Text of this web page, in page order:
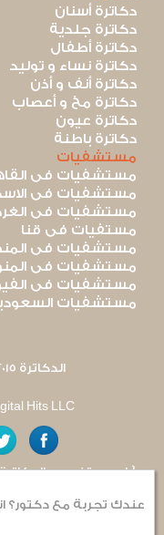
عندك تجربة مع دكتور؟
دكاترة أسنان
دكاترة جلدية
دكاترة أطفال
دكاترة نساء و توليد
دكاترة أنف و أذن
دكاترة مخ و أعصاب
دكاترة عيون
دكاترة باطنة
مستشفيات
مستشفيات فى
مستشفيات فى
مستشفيات فى
مستفيات فى قنا
مستشفيات فى
مستشفيات فى
مستشفيات فى
مستشفيات
الدكاترة 2015 © حقوق النشر محفوظة
Hits LLC
آراء مستخدمى
العامل به. يتم بذل
هجوم